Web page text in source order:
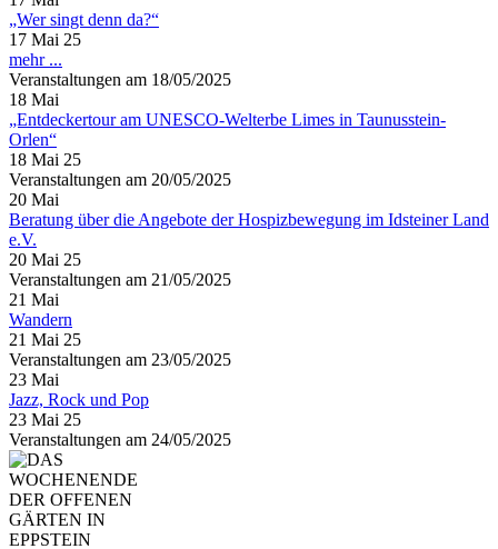
„Wer singt denn da?“
17 Mai 25
mehr ...
Veranstaltungen am 18/05/2025
18 Mai
„Entdeckertour am UNESCO-Welterbe Limes in Taunusstein-
Orlen“
18 Mai 25
Veranstaltungen am 20/05/2025
20 Mai
Beratung über die Angebote der Hospizbewegung im Idsteiner Land
e.V.
20 Mai 25
Veranstaltungen am 21/05/2025
21 Mai
Wandern
21 Mai 25
Veranstaltungen am 23/05/2025
23 Mai
Jazz, Rock und Pop
23 Mai 25
Veranstaltungen am 24/05/2025